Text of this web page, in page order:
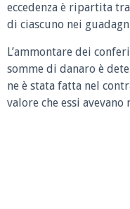
eccedenza è ripartita
di ciascuno nei
L’ammontare dei
somme di danaro è
ne è stata fatta nel
valore che essi